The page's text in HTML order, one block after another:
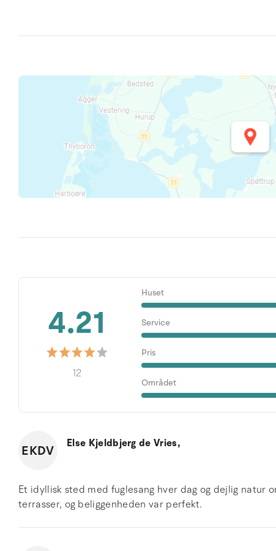
4.21
12
Huset
Service
Pris
Området
EKDV Else Kjeldbjerg de Vries,
Et idyllisk sted med fuglesang hver dag og dejlig natur
terrasser, og beliggenheden var perfekt.